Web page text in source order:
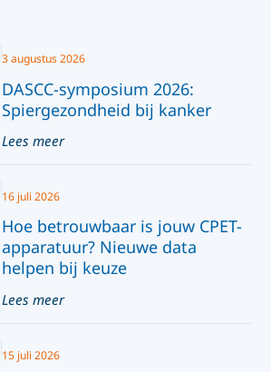
DASCC-symposium 2026:
Spiergezondheid bij kanker
3 augustus 2026
Lees meer
Hoe betrouwbaar is jouw CPET-
apparatuur? Nieuwe data
helpen bij keuze
16 juli 2026
Lees meer
15 juli 2026